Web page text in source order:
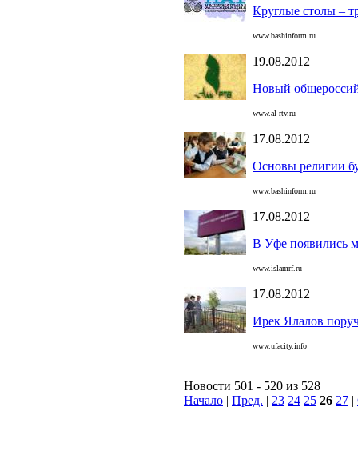
Круглые столы –
www.bashinform.ru
19.08.2012
Новый
www.al-rtv.ru
17.08.2012
Основы религии
www.bashinform.ru
17.08.2012
В Уфе появились
www.islamrf.ru
17.08.2012
Ирек Ялалов
www.ufacity.info
Новости 501 - 520 из 528
Начало | Пред. | 23 24 25 26 27 |